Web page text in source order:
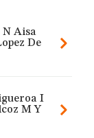
N Aisa
De
I
M Y